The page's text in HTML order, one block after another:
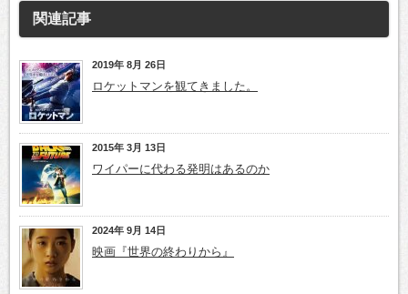
関連記事
2019年 8月 26日
ロケットマンを観てきました。
2015年 3月 13日
ワイパーに代わる発明はあるのか
2024年 9月 14日
映画『世界の終わりから』